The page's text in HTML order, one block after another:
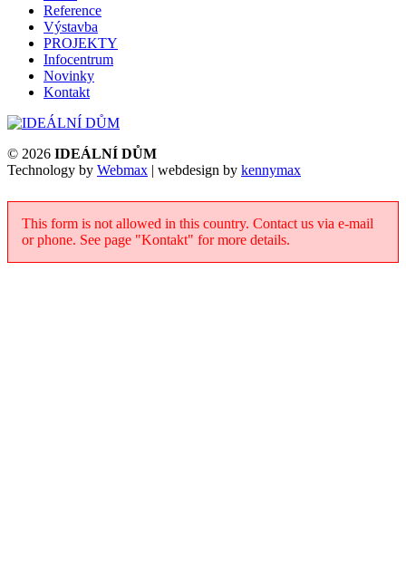
Reference
Výstavba
PROJEKTY
Infocentrum
Novinky
Kontakt
© 2026 IDEÁLNÍ DŮM
Technology by Webmax | webdesign by kennymax
This form is not allowed in this country. Contact us via e-mail
or phone. See page "Kontakt" for more details.